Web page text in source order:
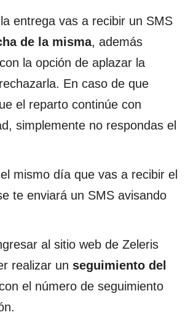
entrega vas a recibir un SMS
de la misma, además
la opción de aplazar la
En caso de que
el reparto continúe con
simplemente no respondas el
mismo día que vas a recibir el
te enviará un SMS avisando
al sitio web de Zeleris
realizar un seguimiento del
el número de seguimiento